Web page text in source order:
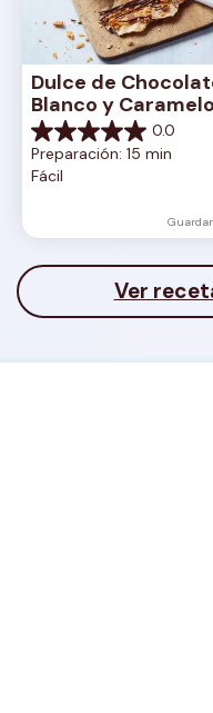
Dulce de
Blanco y Caramelo
0.0
0.0
de
5
Preparación: 15 min
Fácil
Guardar
Ver